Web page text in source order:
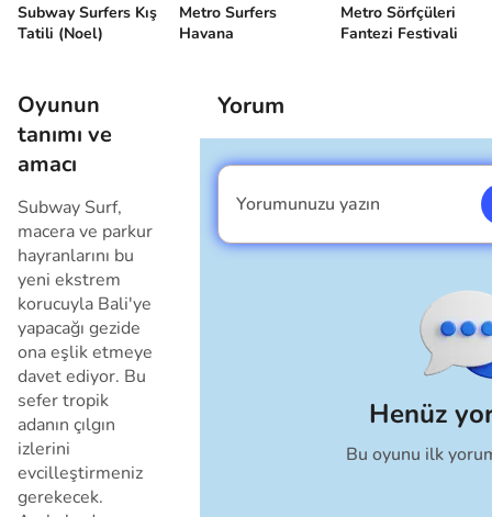
Subway Surfers Kış
Tatili (Noel)
Metro Surfers
Havana
Metro Sörfçüleri
Fantezi Festivali
Oyunun
tanımı ve
amacı
Subway Surf,
macera ve parkur
hayranlarını bu
yeni ekstrem
korucuyla Bali'ye
yapacağı gezide
ona eşlik etmeye
davet ediyor. Bu
sefer tropik
adanın çılgın
izlerini
evcilleştirmeniz
gerekecek.
Yorum
Henüz
Bu oyunu ilk
Yorumunuzu yazın
Ben erkeğim
İptal